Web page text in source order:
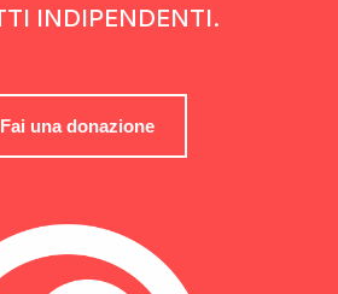
INDIPENDENTI.
Fai una donazione